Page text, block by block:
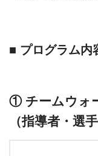
■ プログラム内
① チームウォ
（指導者・選